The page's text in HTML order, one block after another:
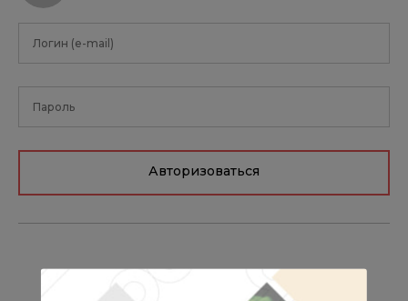
Авторизоваться